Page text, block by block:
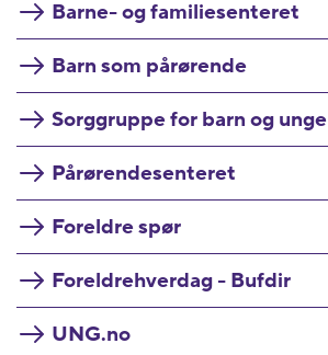
Barne- og familiesenteret
Barn som pårørende
Sorggruppe for barn og unge
Pårørendesenteret
Foreldre spør
Foreldrehverdag - Bufdir
UNG.no